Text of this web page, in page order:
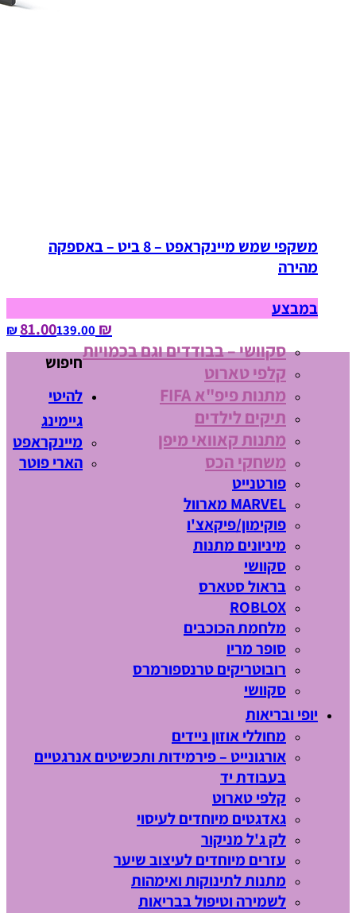
משקפי שמש מיינקראפט – 8 ביט – באספקה
מהירה
במבצע
₪ 81.00
139.00‏ ₪
סקוושי – בבודדים וגם בכמויות
קלפי טארוט
מתנות פיפ"א FIFA
תיקים לילדים
מתנות קאוואי מיפן
משחקי הכס
חיפוש
להיטי
גיימינג
מיינקראפט
הארי פוטר
פורטנייט
MARVEL מארוול
פוקימון/פיקאצ'ו
מיניונים מתנות
סקוושי
בראול סטארס
ROBLOX
מלחמת הכוכבים
סופר מריו
רובוטריקים טרנספורמרס
סקוושי
יופי ובריאות
מחוללי אוזון ניידים
אורגונייט – פירמידות ותכשיטים אנרגטיים
בעבודת יד
קלפי טארוט
גאדגטים מיוחדים לעיסוי
לק ג'ל מניקור
עזרים מיוחדים לעיצוב שיער
מתנות לתינוקות ואימהות
לשמירה וטיפול בבריאות